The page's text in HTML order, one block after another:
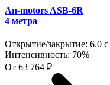
An-motors ASB-6R
4 метра
Открытие/закрытие: 6.0 с
Интенсивность: 70%
От 63 764 ₽